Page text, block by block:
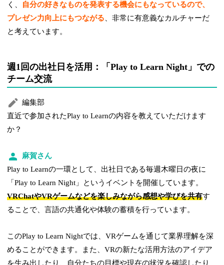
く、
自分の好きなものを発表する機会にもなっているので、
プレゼン力向上にもつながる、非常に有意義なカルチャーだ
と考えています。
週1回の出社日を活用：「Play to Learn Night」での
チーム交流
編集部
直近で参加されたPlay to Learnの内容を教えていただけます
か？
麻賀さん
Play to Learnの一環として、出社日である毎週木曜日の夜に
「Play to Learn Night」というイベントを開催しています。
VRChatやVRゲームなどを楽しみながら感想や学びを共有す
ることで、言語の共通化や体験の蓄積を行っています。
このPlay to Learn Nightでは、VRゲームを通じて業界理解を深
めることができます。また、VRの新たな活用方法のアイデア
を生み出したり、自分たちの目標や現在の状況を確認したり